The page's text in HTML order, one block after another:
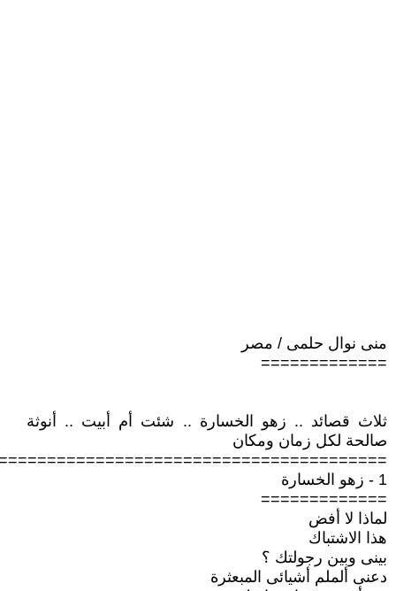
منى نوال حلمى / مصر
=============
ثلاث قصائد .. زهو الخسارة .. شئت أم أبيت .. أنوثة
صالحة لكل زمان ومكان
1 - زهو الخسارة
=============
لماذا لا أفض
هذا الاشتباك
بينى وبين رجولتك ؟
دعنى ألملم أشيائى المبعثرة